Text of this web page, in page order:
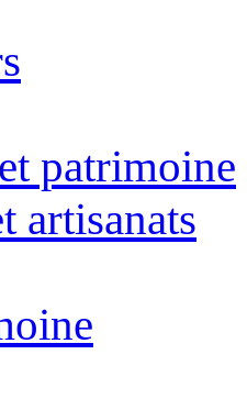
patrimoine
artisanats